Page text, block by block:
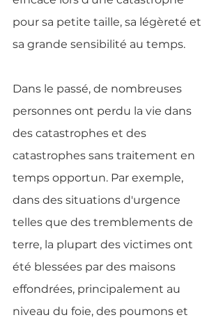
pour sa petite taille, sa légèreté et
sa grande sensibilité au temps.
Dans le passé, de nombreuses
personnes ont perdu la vie dans
des catastrophes et des
catastrophes sans traitement en
temps opportun. Par exemple,
dans des situations d'urgence
telles que des tremblements de
terre, la plupart des victimes ont
été blessées par des maisons
effondrées, principalement au
niveau du foie, des poumons et